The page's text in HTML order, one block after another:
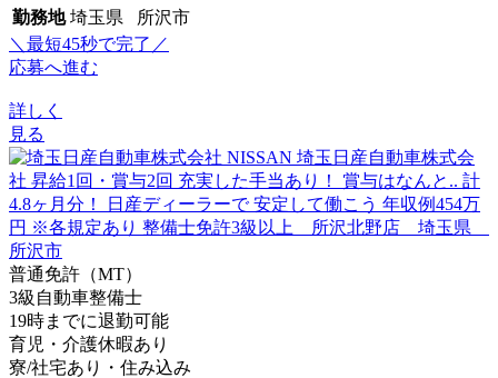
勤務地 埼玉県 所沢市
＼最短45秒で完了／
応募へ進む
詳しく
見る
普通免許（MT）
3級自動車整備士
19時までに退勤可能
育児・介護休暇あり
寮/社宅あり・住み込み